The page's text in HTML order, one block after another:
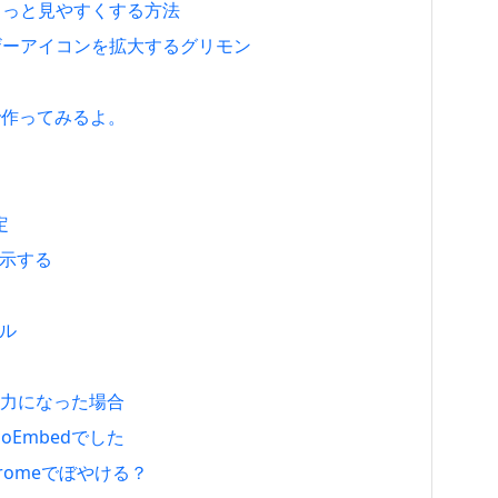
と見やすくする方法
アイコンを拡大するグリモン
ってみるよ。
する
になった場合
でした
でぼやける？